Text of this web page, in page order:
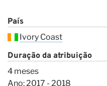
País
Ivory Coast
Duração da atribuição
4 meses
Ano: 2017 - 2018